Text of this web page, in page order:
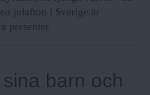
julafton i Sverige är
barn och